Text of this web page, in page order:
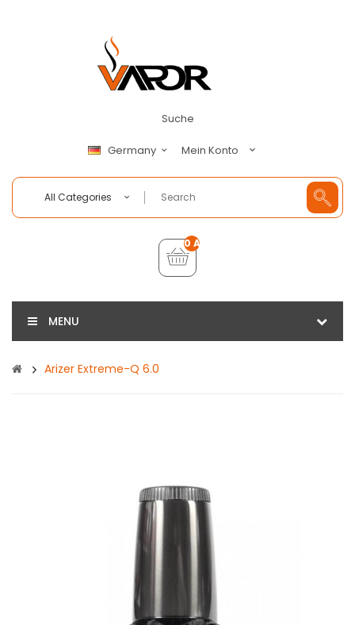
Suche
Germany Mein Konto
All Categories
0 Artikel - €0,00
MENU
Arizer Extreme-Q 6.0